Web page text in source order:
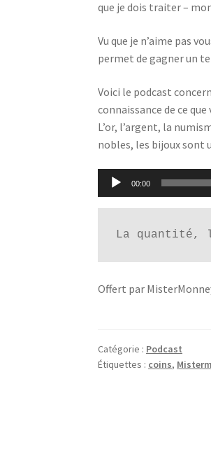
que je dois traiter –
Vu que je n’aime pas
permet de gagner un
Voici le podcast
connaissance de ce
L’or, l’argent, la
nobles, les bijoux sont
Lecteur
audio
00:00
La quantité,
Offert par
Catégorie : Podcast
Étiquettes : coins,